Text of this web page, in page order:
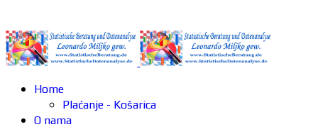
Home
Plaćanje - Košarica
O nama